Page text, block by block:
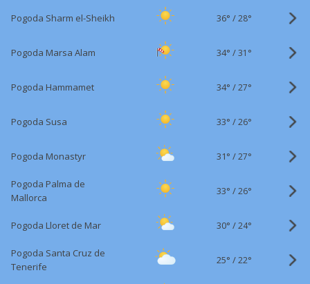
Pogoda Sharm el-Sheikh 36° /28°
Pogoda Marsa Alam 34° /31°
Pogoda Hammamet 34° /27°
Pogoda Susa 33° /26°
Pogoda Monastyr 31° /27°
Pogoda Palma de
Mallorca
33° /26°
Pogoda Lloret de Mar 30° /24°
Pogoda Santa Cruz de
Tenerife
25° /22°